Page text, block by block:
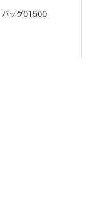
バッグ01500